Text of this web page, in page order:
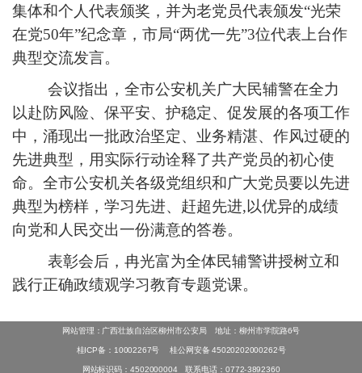
集体和个人代表颁奖，并为老党员代表颁发“光荣
在党50年”纪念章，市局“两优一先”3位代表上台作
典型交流发言。
会议指出，全市公安机关广大民辅警在全力
以赴防风险、保平安、护稳定、促发展的各项工作
中，涌现出一批政治坚定、业务精湛、作风过硬的
先进典型，用实际行动诠释了共产党员的初心使
命。全市公安机关各级党组织和广大党员要以先进
典型为榜样，学习先进、赶超先进,以优异的成绩
向党和人民交出一份满意的答卷。
表彰会后，冉光富为全体民辅警讲授树立和
践行正确政绩观学习教育专题党课。
网站管理：广西壮族自治区柳州市公安局 地址：柳州市学院路6号
桂ICP备：10002267号 桂公网安备 45020202000262号
网站标识码：4502000004 联系电话：0772-3892360